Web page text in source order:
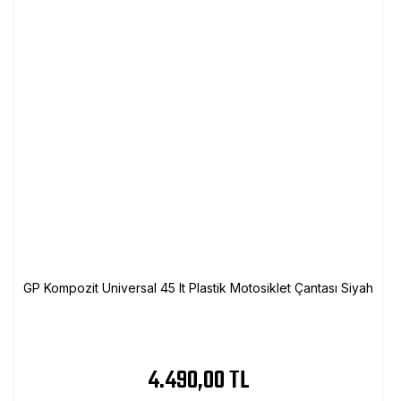
GP Kompozit Universal 45 lt Plastik Motosiklet Çantası Siyah
4.490,00 TL